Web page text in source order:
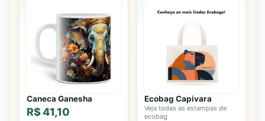
Caneca Ganesha
R$ 41,10
Ecobag Capivara
Veja todas as estampas de
ecobag